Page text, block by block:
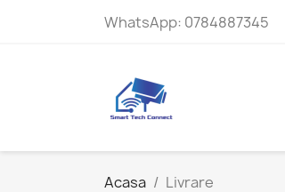
WhatsApp: 0784887345
Acasa Livrare